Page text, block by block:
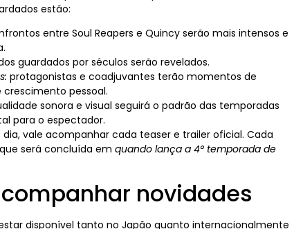
estão:
entre Soul Reapers e Quincy serão mais intensos e
guardados por séculos serão revelados.
protagonistas e coadjuvantes terão momentos de
pessoal.
sonora e visual seguirá o padrão das temporadas
para o espectador.
vale acompanhar cada teaser e trailer oficial. Cada
será concluída em quando lança a 4° temporada de
novidades
disponível tanto no Japão quanto internacionalmente